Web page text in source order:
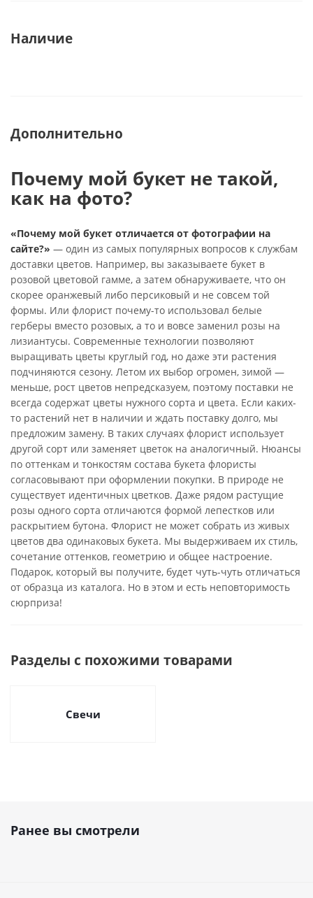
Наличие
Дополнительно
Почему мой букет не такой,
как на фото?
«Почему мой букет отличается от фотографии на
сайте?» — один из самых популярных вопросов к службам
доставки цветов. Например, вы заказываете букет в
розовой цветовой гамме, а затем обнаруживаете, что он
скорее оранжевый либо персиковый и не совсем той
формы. Или флорист почему-то использовал белые
герберы вместо розовых, а то и вовсе заменил розы на
лизиантусы. Современные технологии позволяют
выращивать цветы круглый год, но даже эти растения
подчиняются сезону. Летом их выбор огромен, зимой —
меньше, рост цветов непредсказуем, поэтому поставки не
всегда содержат цветы нужного сорта и цвета. Если каких-
то растений нет в наличии и ждать поставку долго, мы
предложим замену. В таких случаях флорист использует
другой сорт или заменяет цветок на аналогичный. Нюансы
по оттенкам и тонкостям состава букета флористы
согласовывают при оформлении покупки. В природе не
существует идентичных цветков. Даже рядом растущие
розы одного сорта отличаются формой лепестков или
раскрытием бутона. Флорист не может собрать из живых
цветов два одинаковых букета. Мы выдерживаем их стиль,
сочетание оттенков, геометрию и общее настроение.
Подарок, который вы получите, будет чуть-чуть отличаться
от образца из каталога. Но в этом и есть неповторимость
сюрприза!
Разделы с похожими товарами
Свечи
Ранее вы смотрели